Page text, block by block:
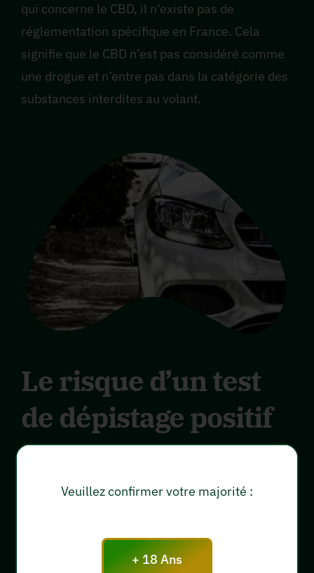
qui concerne le CBD, il n’existe pas de
réglementation spécifique en France. Cela
signifie que le CBD n’est pas considéré comme
une drogue et n’entre pas dans la catégorie des
substances interdites au volant.
Le risque d’un test
de dépistage positif
au THC
certaines formes de CBD peuvent contenir une
petite quantité de THC, la molécule
Veuillez confirmer votre majorité :
+ 18 Ans